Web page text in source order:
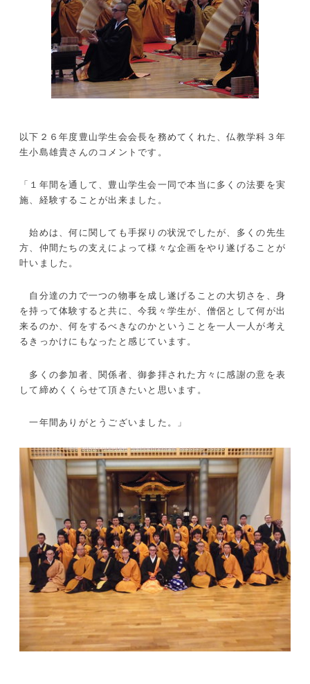
以下２６年度豊山学生会会長を務めてくれた、仏教学科３年
生小島雄貴さんのコメントです。
「１年間を通して、豊山学生会一同で本当に多くの法要を実
施、経験することが出来ました。
始めは、何に関しても手探りの状況でしたが、多くの先生
方、仲間たちの支えによって様々な企画をやり遂げることが
叶いました。
自分達の力で一つの物事を成し遂げることの大切さを、身
を持って体験すると共に、今我々学生が、僧侶として何が出
来るのか、何をするべきなのかということを一人一人が考え
るきっかけにもなったと感じています。
多くの参加者、関係者、御参拝された方々に感謝の意を表
して締めくくらせて頂きたいと思います。
一年間ありがとうございました。」